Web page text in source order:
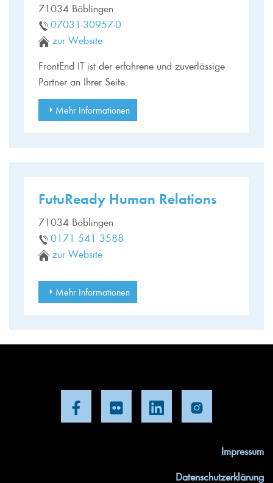
FrontEnd IT ist der erfahrene und zuverlässige
Partner an Ihrer Seite.
Mehr Informationen
71034 Böblingen
07031-30957-0
zur Website
FutuReady Human Relations
Mehr Informationen
71034 Böblingen
0171 541 3588
zur Website
Impressum
Datenschutzerklärung